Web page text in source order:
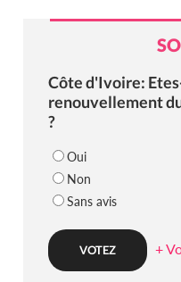
Côte d'Ivoire:
renouvellement
?
Oui
Non
Sans avis
+